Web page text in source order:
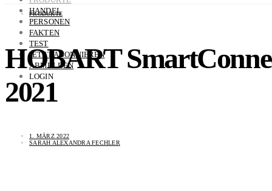
HANDEL
PERSONEN
FAKTEN
TEST
JETZT ABONNIEREN
ABMELDEN
LOGIN
PRODUKTE
HOBART
2021
1. MÄRZ 2022
SARAH ALEXANDRA FECHLER